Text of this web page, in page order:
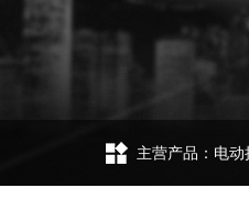
主营产品：电